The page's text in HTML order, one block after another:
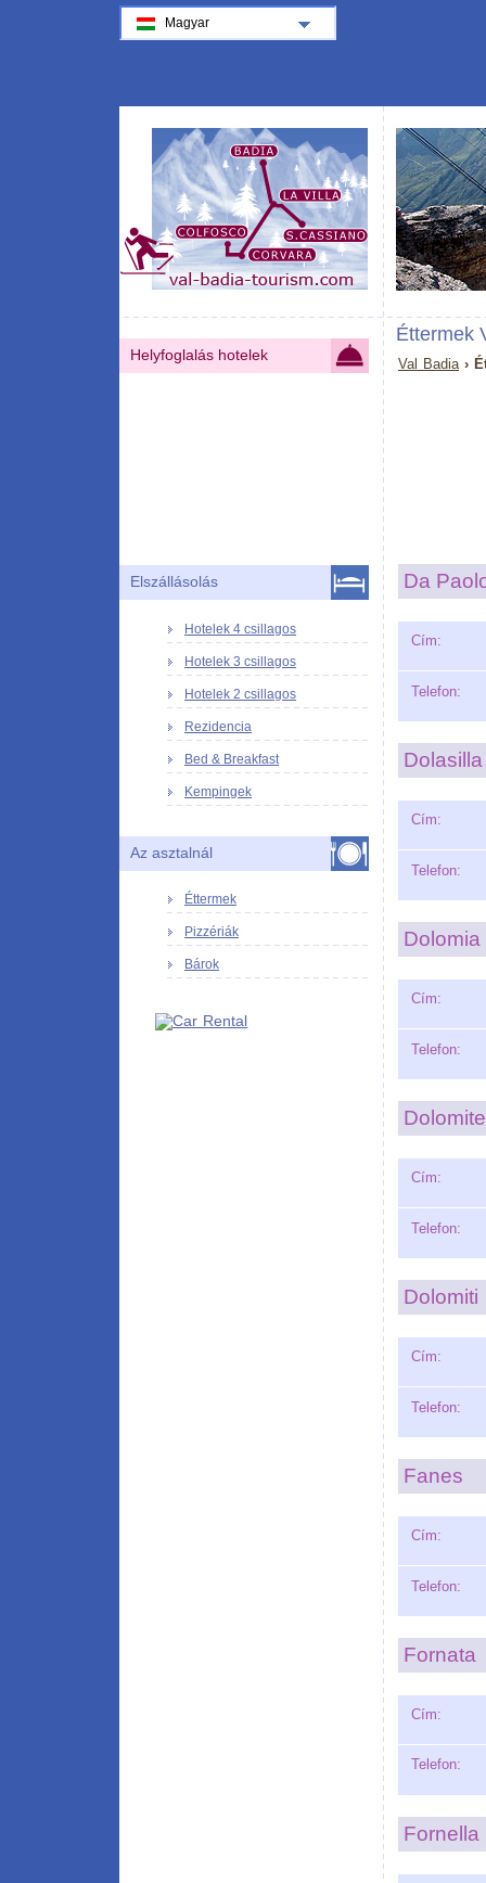
Éttermek
Val Badia ›
Da
Cím:
Telefon:
Dolasilla
Cím:
Telefon:
Dolomia
Cím:
Telefon:
Cím:
Telefon:
Dolomiti
Cím:
Telefon:
Fanes
Cím:
Telefon:
Fornata
Cím:
Telefon:
Fornella
Helyfoglalás hotelek
Elszállásolás
Hotelek 4 csillagos
Hotelek 3 csillagos
Hotelek 2 csillagos
Rezidencia
Bed & Breakfast
Kempingek
Az asztalnál
Éttermek
Pizzériák
Bárok
Magyar